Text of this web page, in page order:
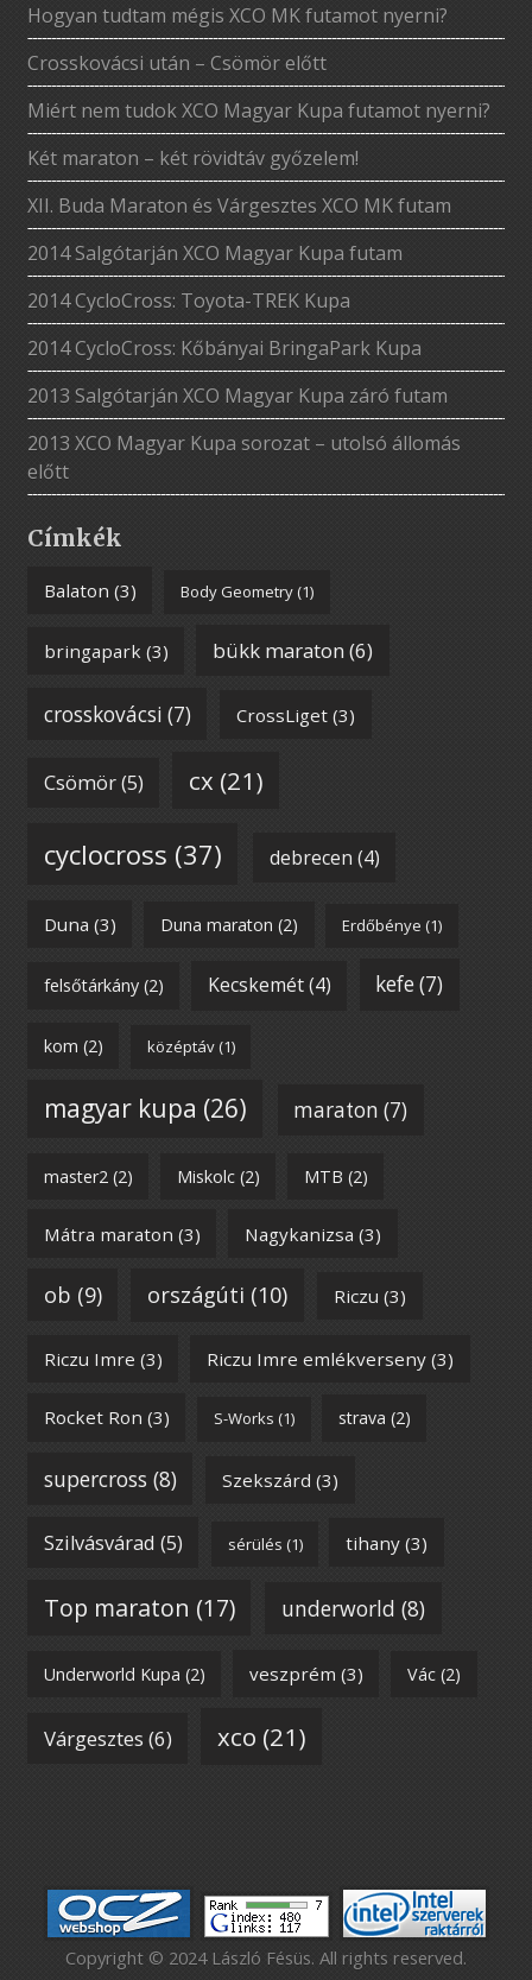
Hogyan tudtam mégis XCO MK futamot nyerni?
Crosskovácsi után – Csömör előtt
Miért nem tudok XCO Magyar Kupa futamot nyerni?
Két maraton – két rövidtáv győzelem!
XII. Buda Maraton és Várgesztes XCO MK futam
2014 Salgótarján XCO Magyar Kupa futam
2014 CycloCross: Toyota-TREK Kupa
2014 CycloCross: Kőbányai BringaPark Kupa
2013 Salgótarján XCO Magyar Kupa záró futam
2013 XCO Magyar Kupa sorozat – utolsó állomás
előtt
Címkék
Balaton (3) Body Geometry(1)
bringapark (3) bükk maraton (6)
crosskovácsi (7) CrossLiget(3)
Csömör(5) cx (21)
cyclocross (37) debrecen (4)
Duna (3) Duna maraton (2) Erdőbénye (1)
felsőtárkány(2) Kecskemét(4) kefe(7)
kom (2) középtáv(1)
magyar kupa (26) maraton (7)
master2 (2) Miskolc(2) MTB (2)
Mátra maraton (3) Nagykanizsa (3)
ob (9) országúti (10) Riczu (3)
Riczu Imre (3) Riczu Imre emlékverseny(3)
Rocket Ron (3) S-Works (1) strava (2)
supercross (8) Szekszárd (3)
Szilvásvárad (5) sérülés (1) tihany (3)
Top maraton (17) underworld (8)
Underworld Kupa (2) veszprém (3) Vác (2)
Várgesztes (6) xco (21)
Copyright © 2024 László Fésüs. All rights reserved.